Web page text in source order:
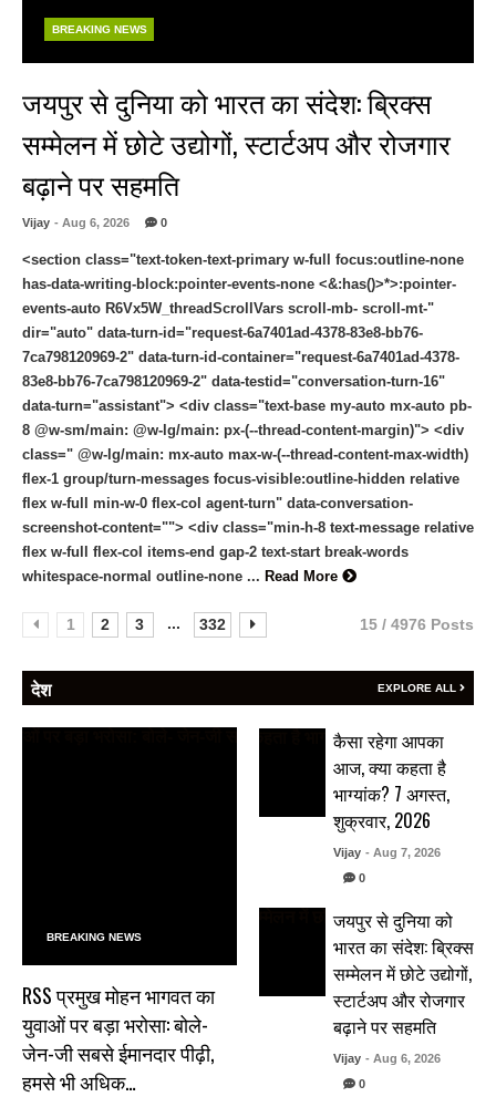
BREAKING NEWS
जयपुर से दुनिया को भारत का संदेश: ब्रिक्स
सम्मेलन में छोटे उद्योगों, स्टार्टअप और रोजगार
बढ़ाने पर सहमति
Vijay - Aug 6, 2026 0
<section class="text-token-text-primary w-full focus:outline-none
has-data-writing-block:pointer-events-none <&:has()>*>:pointer-
events-auto R6Vx5W_threadScrollVars scroll-mb- scroll-mt-"
dir="auto" data-turn-id="request-6a7401ad-4378-83e8-bb76-
7ca798120969-2" data-turn-id-container="request-6a7401ad-4378-
83e8-bb76-7ca798120969-2" data-testid="conversation-turn-16"
data-turn="assistant"> <div class="text-base my-auto mx-auto pb-
8 @w-sm/main: @w-lg/main: px-(--thread-content-margin)"> <div
class=" @w-lg/main: mx-auto max-w-(--thread-content-max-width)
flex-1 group/turn-messages focus-visible:outline-hidden relative
flex w-full min-w-0 flex-col agent-turn" data-conversation-
screenshot-content=""> <div class="min-h-8 text-message relative
flex w-full flex-col items-end gap-2 text-start break-words
whitespace-normal outline-none ... Read More
1 2 3 ... 332 15 / 4976 Posts
देश EXPLORE ALL
BREAKING NEWS
RSS प्रमुख मोहन भागवत का
युवाओं पर बड़ा भरोसा: बोले-
जेन-जी सबसे ईमानदार पीढ़ी,
हमसे भी अधिक…
कैसा रहेगा आपका
आज, क्या कहता है
भाग्यांक? 7 अगस्त,
शुक्रवार, 2026
Vijay - Aug 7, 2026
0
जयपुर से दुनिया को
भारत का संदेश: ब्रिक्स
सम्मेलन में छोटे उद्योगों,
स्टार्टअप और रोजगार
बढ़ाने पर सहमति
Vijay - Aug 6, 2026
0